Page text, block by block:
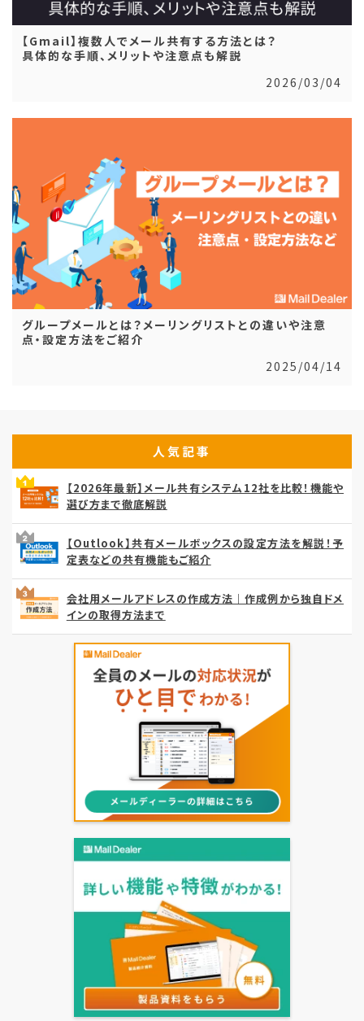
【Gmail】複数人でメール共有する方法とは？
具体的な手順、メリットや注意点も解説
2026/03/04
グループメールとは？メーリングリストとの違いや注意
点・設定方法をご紹介
2025/04/14
人気記事
【2026年最新】メール共有システム12社を比較！機能や
選び方まで徹底解説
【Outlook】共有メールボックスの設定方法を解説！予
定表などの共有機能もご紹介
会社用メールアドレスの作成方法｜作成例から独自ドメ
インの取得方法まで